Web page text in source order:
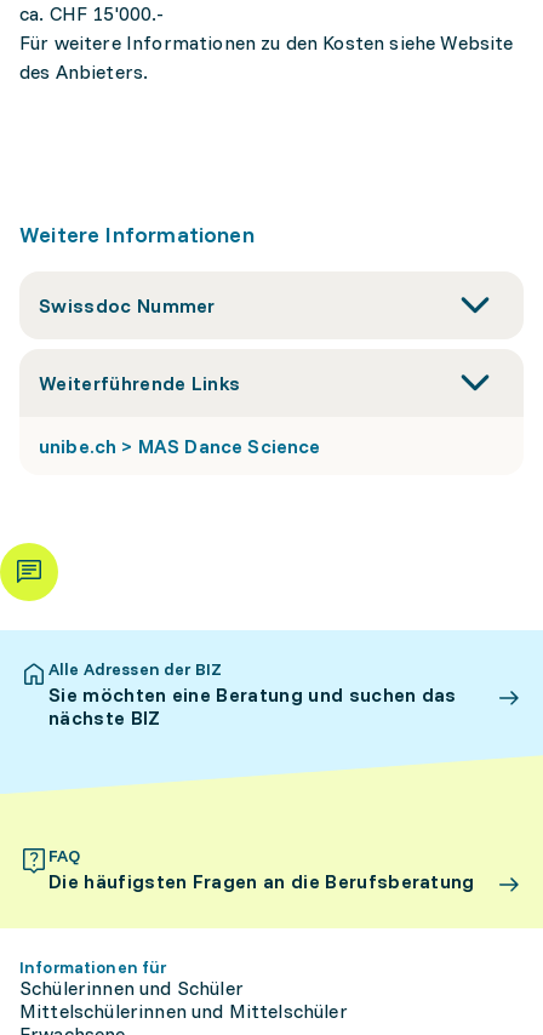
ca. CHF 15'000.-
Für weitere Informationen zu den Kosten siehe Website
des Anbieters.
Weitere Informationen
Swissdoc Nummer
Weiterführende Links
unibe.ch > MAS Dance Science
Alle Adressen der BIZ
Sie möchten eine Beratung und suchen das
nächste BIZ
FAQ
Die häufigsten Fragen an die Berufsberatung
Informationen für
Schülerinnen und Schüler
Mittelschülerinnen und Mittelschüler